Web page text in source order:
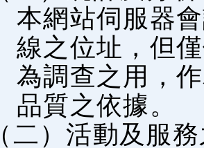
本網站伺服器
線之位址，但
為調查之用，
品質之依據。
（二）活動及服